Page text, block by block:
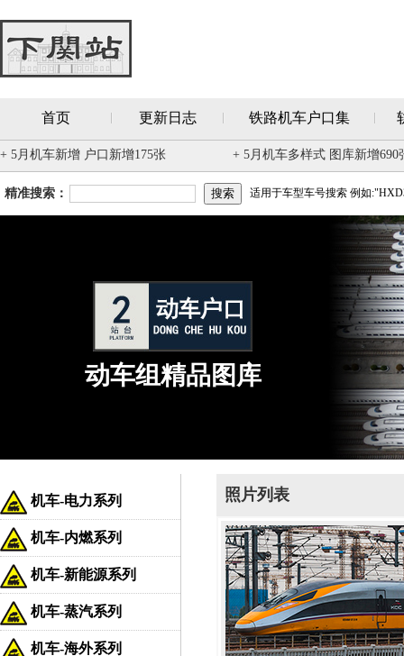
首页 更新日志 铁路机车户口集
+ 5月机车新增 户口新增175张 + 5月机车多样式 图库新增690
精准搜索： 适用于车型车号搜索 例如
动车组精品图库
机车-电力系列
机车-内燃系列
机车-新能源系列
机车-蒸汽系列
机车-海外系列
照片列表